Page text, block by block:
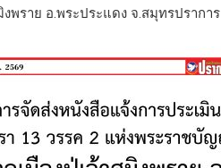
งพราย อ.พระประแดง จ.สมุทรปราการ